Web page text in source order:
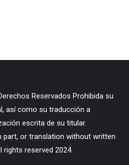
Reservados Prohibida su
así como su traducción a
escrita de su titular.
part, or translation without written
rights reserved 2024.